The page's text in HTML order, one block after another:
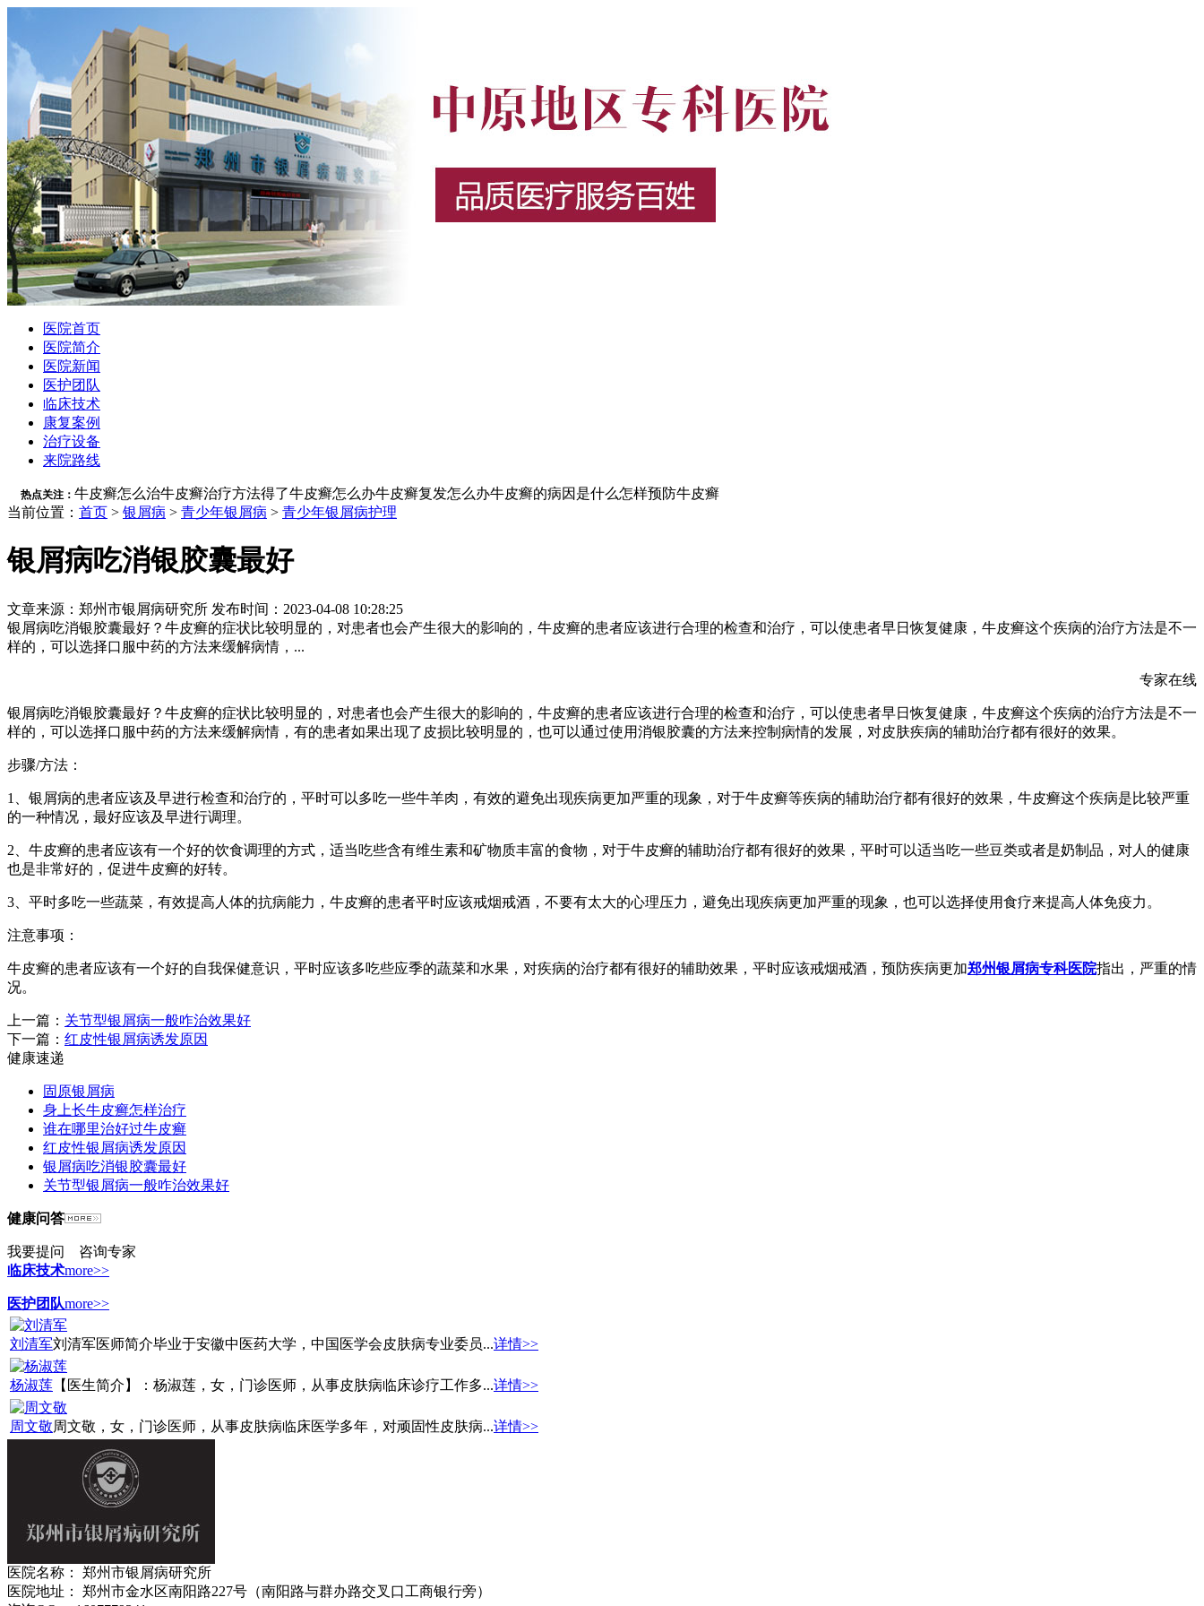
医院首页
医院简介
医院新闻
医护团队
临床技术
康复案例
治疗设备
来院路线
热点关注： 牛皮癣怎么治牛皮癣治疗方法得了牛皮癣怎么办牛皮癣复发怎么办牛皮癣的病因是什么怎样预防牛皮癣
当前位置： 首页 > 银屑病 > 青少年银屑病 > 青少年银屑病护理
银屑病吃消银胶囊最好
文章来源：郑州市银屑病研究所 发布时间：2023-04-08 10:28:25
银屑病吃消银胶囊最好？牛皮癣的症状比较明显的，对患者也会产生很大的影响的，牛皮癣的患者应该进行合理的检查和治疗，可以使患者早日恢复健康，牛皮癣这个疾病的治疗方法是不一
样的，可以选择口服中药的方法来缓解病情，...
专家在线
银屑病吃消银胶囊最好？牛皮癣的症状比较明显的，对患者也会产生很大的影响的，牛皮癣的患者应该进行合理的检查和治疗，可以使患者早日恢复健康，牛皮癣这个疾病的治疗方法是不一
样的，可以选择口服中药的方法来缓解病情，有的患者如果出现了皮损比较明显的，也可以通过使用消银胶囊的方法来控制病情的发展，对皮肤疾病的辅助治疗都有很好的效果。
步骤/方法：
1、银屑病的患者应该及早进行检查和治疗的，平时可以多吃一些牛羊肉，有效的避免出现疾病更加严重的现象，对于牛皮癣等疾病的辅助治疗都有很好的效果，牛皮癣这个疾病是比较严重
的一种情况，最好应该及早进行调理。
2、牛皮癣的患者应该有一个好的饮食调理的方式，适当吃些含有维生素和矿物质丰富的食物，对于牛皮癣的辅助治疗都有很好的效果，平时可以适当吃一些豆类或者是奶制品，对人的健康
也是非常好的，促进牛皮癣的好转。
3、平时多吃一些蔬菜，有效提高人体的抗病能力，牛皮癣的患者平时应该戒烟戒酒，不要有太大的心理压力，避免出现疾病更加严重的现象，也可以选择使用食疗来提高人体免疫力。
注意事项：
牛皮癣的患者应该有一个好的自我保健意识，平时应该多吃些应季的蔬菜和水果，对疾病的治疗都有很好的辅助效果，平时应该戒烟戒酒，预防疾病更加郑州银屑病专科医院指出，严重的情
况。
上一篇： 关节型银屑病一般咋治效果好
下一篇： 红皮性银屑病诱发原因
健康速递
固原银屑病
身上长牛皮癣怎样治疗
谁在哪里治好过牛皮癣
红皮性银屑病诱发原因
银屑病吃消银胶囊最好
关节型银屑病一般咋治效果好
健康问答
我要提问
咨询专家
临床技术more>>
医护团队more>>
刘清军刘清军医师简介毕业于安徽中医药大学，中国医学会皮肤病专业委员...详情>>
杨淑莲 【医生简介】：杨淑莲，女，门诊医师，从事皮肤病临床诊疗工作多...详情>>
周文敬周文敬，女，门诊医师，从事皮肤病临床医学多年，对顽固性皮肤病...详情>>
医院名称： 郑州市银屑病研究所
医院地址： 郑州市金水区南阳路227号（南阳路与群办路交叉口工商银行旁）